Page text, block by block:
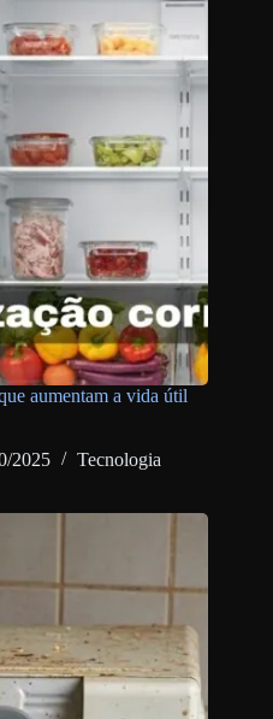
aumentam a vida útil
2025 Tecnologia